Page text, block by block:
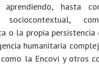
aprendiendo, hasta
sociocontextual,
o la propia
humanitaria
la Encovi y otros